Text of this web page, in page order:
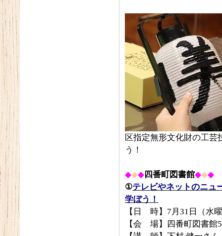
区指定無形文化財の工芸
う！
◆◆◆ 四番町図書館◆◆◆
①テレビやネットのニュ
学ぼう！
【日 時】7月31日（水
【会 場】四番町図書館